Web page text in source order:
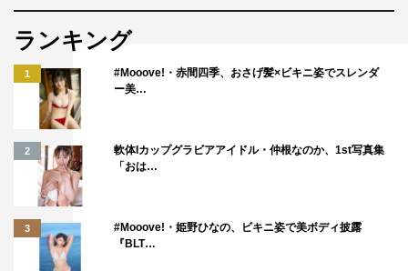
革新と衝撃をもたらすんじゃないでしょうか（笑）。
この番組は動画を集めてくる視点や、動画のくくりが独特
なんですよね。スタッフさんが面白い動画を収集、厳選し
ているので、今回もそれをまとめて楽しんでもらえればと
思います。
番組情報
『楽しく学ぶ！世界動画ニュース』
テレビ朝日系
2023年7月22日（土）午後10時～10時54分
ランキング
1
#Mooove!・赤間四季、おさげ髪×ビキニ姿でスレンダ
ー美…
2
軟体Iカップグラビアアイドル・仲根なのか、1st写真集
「おは…
3
#Mooove!・姫野ひなの、ビキニ姿で美ボディ披露
『BLT…